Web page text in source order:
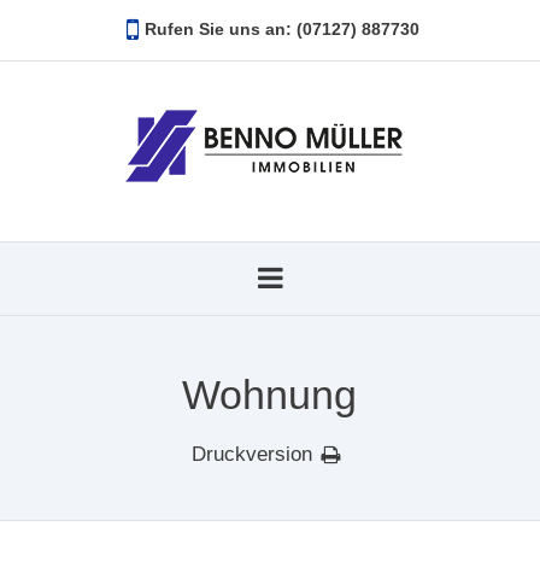
Rufen Sie uns an: (07127) 887730
Wohnung
Druckversion